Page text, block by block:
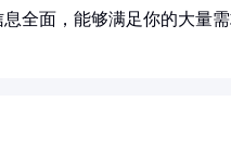
全面，能够满足你的大量需